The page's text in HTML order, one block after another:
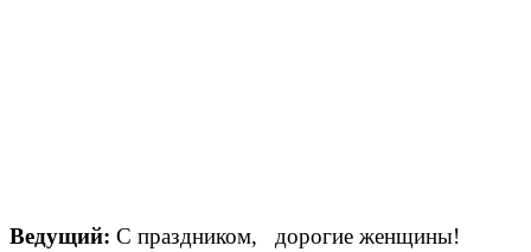
Ведущий: С праздником, дорогие женщины!